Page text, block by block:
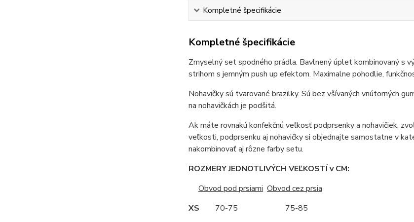
Kompletné špecifikácie
Kompletné špecifikácie
Zmyselný set spodného prádla. Bavlnený úplet kombinovaný s
strihom s jemným push up efektom. Maximalne pohodlie,
Nohavičky sú tvarované brazilky. Sú bez všívaných vnútorných
na nohavičkách je podšitá.
Ak máte rovnakú konfekčnú veľkosť podprsenky a nohavičiek,
veľkosti, podprsenku aj nohavičky si objednajte samostatne v
nakombinovať aj rôzne farby setu.
ROZMERY JEDNOTLIVÝCH VEĽKOSTÍ v CM:
Obvod pod prsiami Obvod cez prsia
XS 70-75 75-85